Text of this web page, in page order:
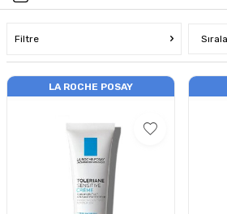
Filtre Sırala
LA ROCHE POSAY